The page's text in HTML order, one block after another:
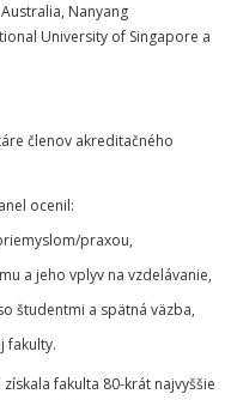
Nanyang
University of Singapore a
členov akreditačného
ocenil:
praxou,
a jeho vplyv na vzdelávanie,
študentmi a spätná väzba,
fakulty.
fakulta 80-krát najvyššie